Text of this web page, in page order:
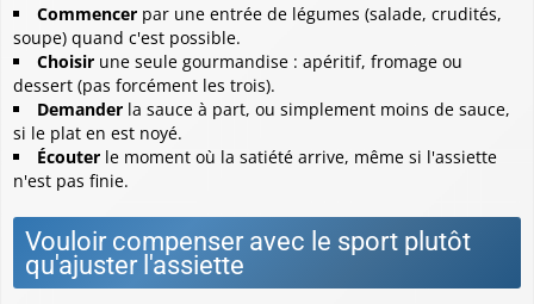
Commencer par une entrée de légumes (salade, crudités,
soupe) quand c'est possible.
Choisir une seule gourmandise : apéritif, fromage ou
dessert (pas forcément les trois).
Demander la sauce à part, ou simplement moins de sauce,
si le plat en est noyé.
Écouter le moment où la satiété arrive, même si l'assiette
n'est pas finie.
Vouloir compenser avec le sport plutôt
qu'ajuster l'assiette